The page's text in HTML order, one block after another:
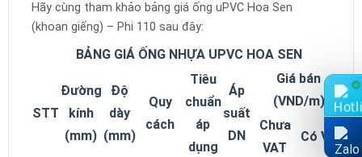
Hãy cùng tham khảo bảng giá ống uPVC Hoa Sen
(khoan giếng) – Phi 110 sau đây:
BẢNG GIÁ ỐNG NHỰA UPVC HOA SEN
STT
Đường
kính
(mm)
Độ
dày
(mm)
Quy
cách
Tiêu
chuẩn
áp
dụng
Áp
suất
DN
Giá bán
(VND/m)
Chưa
VAT
Có VAT